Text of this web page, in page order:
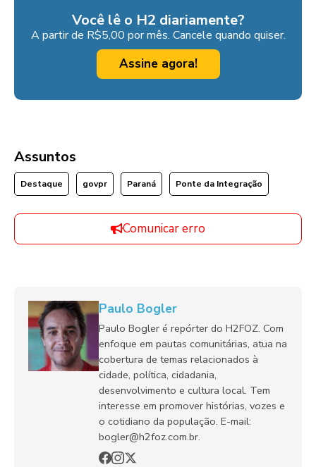
Você lê o H2 diariamente?
A partir de R$5,00 por mês. Cancele quando quiser.
Assine agora!
Assuntos
Destaque govpr Paraná Ponte da Integração
Comunicar erro
Paulo Bogler
Paulo Bogler é repórter do H2FOZ. Com
enfoque em pautas comunitárias, atua na
cobertura de temas relacionados à
cidade, política, cidadania,
desenvolvimento e cultura local. Tem
interesse em promover histórias, vozes e
o cotidiano da população. E-mail:
bogler@h2foz.com.br.